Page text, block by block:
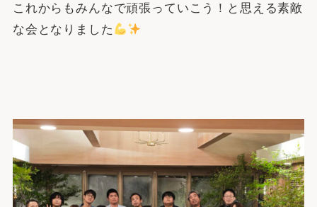
これからもみんなで頑張っていこう！と思える素敵
な会となりました